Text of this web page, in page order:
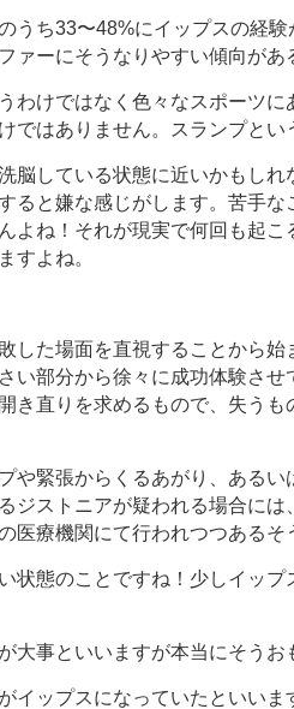
うち33〜48%にイップスの経
ァーにそうなりやすい傾向があ
わけではなく色々なスポーツに
ではありません。スランプとい
脳している状態に近いかもしれ
ると嫌な感じがします。苦手な
よね！それが現実で何回も起こ
すよね。
した場面を直視することから始
い部分から徐々に成功体験させ
き直りを求めるもので、失うも
や緊張からくるあがり、ある
ジストニアが疑われる場合には
医療機関にて行われつつあるそ
状態のことですね！少しイップ
大事といいますが本当にそうお
イップスになっていたといいま